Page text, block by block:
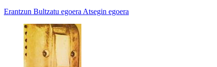
Erantzun Bultzatu egoera Atsegin egoera